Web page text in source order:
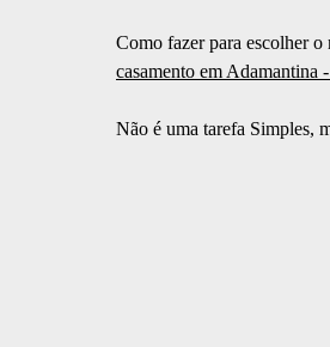
Como fazer para escolher
casamento em Adamantina
Não é uma tarefa Simples,